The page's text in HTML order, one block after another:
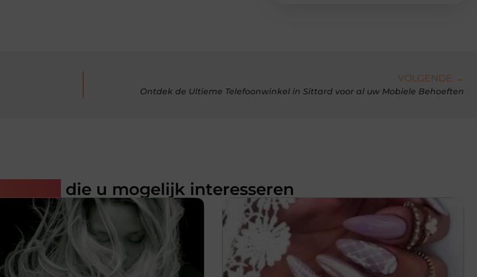
VOLGENDE →
Ontdek de Ultieme Telefoonwinkel in Sittard voor al uw Mobiele Behoeften
die u mogelijk interesseren